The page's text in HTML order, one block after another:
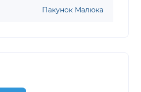
Пакунок Малюка